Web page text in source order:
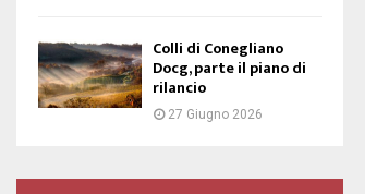
Colli di Conegliano
Docg, parte il piano di
rilancio
27 Giugno 2026